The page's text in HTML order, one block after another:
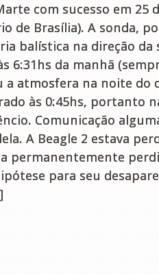
com sucesso em 25
de Brasília). A sonda,
balística na direção
6:31hs da manhã
a atmosfera na noite do
às 0:45hs, portanto
Comunicação
A Beagle 2 estava
permanentemente
para seu